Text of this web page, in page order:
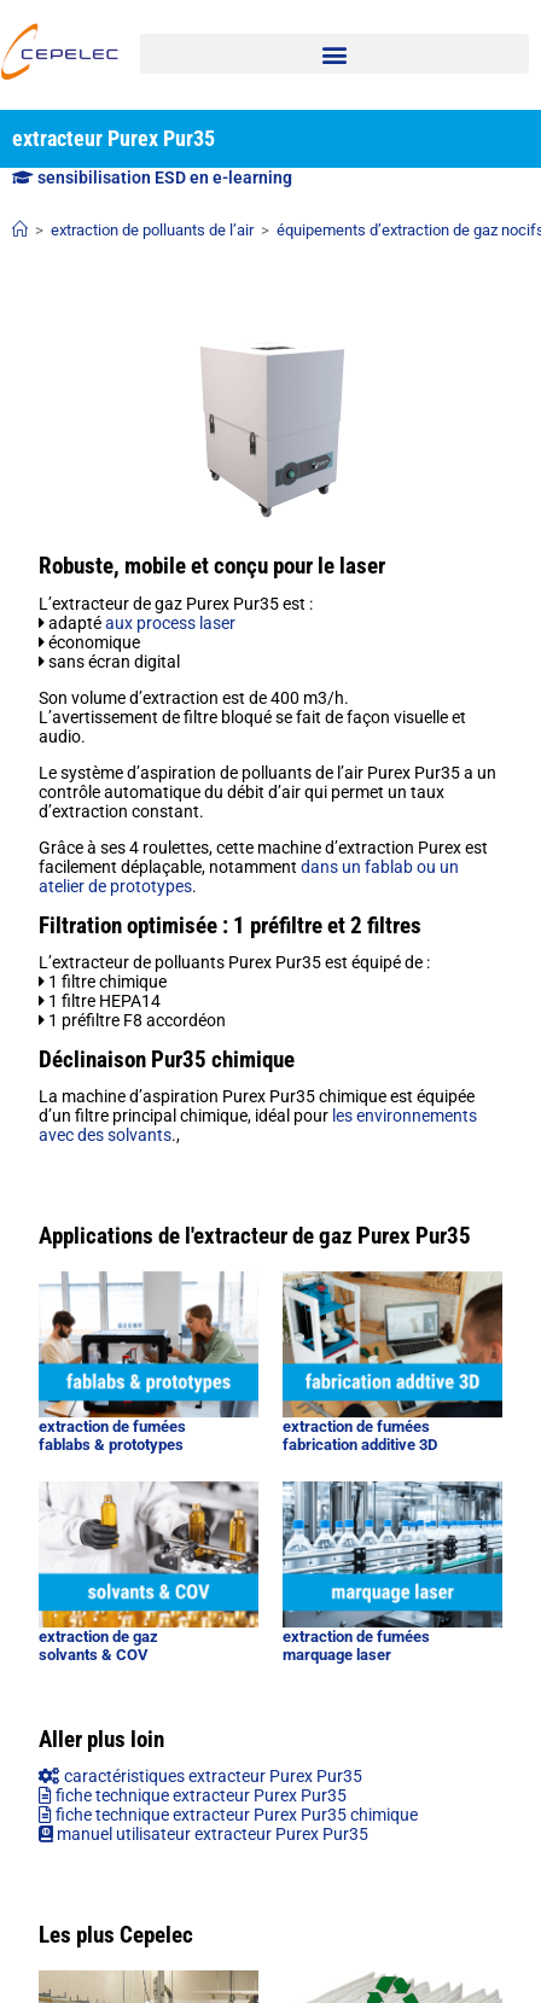
extracteur Purex Pur35
sensibilisation ESD en e-learning
> extraction de polluants de l’air > équipements d’extraction de gaz
Robuste, mobile et conçu pour le laser
L’extracteur de gaz Purex Pur35 est :
adaptéaux process laser
économique
sans écran digital
Son volume d’extraction est de 400 m3/h.
L’avertissement de filtre bloqué se fait de façon visuelle et
audio.
Le système d’aspiration de polluants de l’air Purex Pur35 a un
contrôle automatique du débit d’air qui permet un taux
d’extraction constant.
Grâce à ses 4 roulettes, cette machine d’extraction Purex est
facilement déplaçable, notammentdans un fablab ou un
atelier de prototypes.
Filtration optimisée : 1 préfiltre et 2 filtres
L’extracteur de polluants Purex Pur35 est équipé de :
1 filtre chimique
1 filtre HEPA14
1 préfiltre F8 accordéon
Déclinaison Pur35 chimique
La machine d’aspiration Purex Pur35 chimique est équipée
d’un filtre principal chimique, idéal pour les environnements
avec des solvants.,
Applications de l'extracteur de gaz Purex Pur35
extraction de fumées
fablabs & prototypes
extraction de fumées
fabrication additive 3D
extraction de gaz
solvants & COV
extraction de fumées
marquage laser
Aller plus loin
caractéristiques extracteur Purex Pur35
fiche technique extracteur Purex Pur35
fiche technique extracteur Purex Pur35 chimique
manuel utilisateur extracteur Purex Pur35
Les plus Cepelec